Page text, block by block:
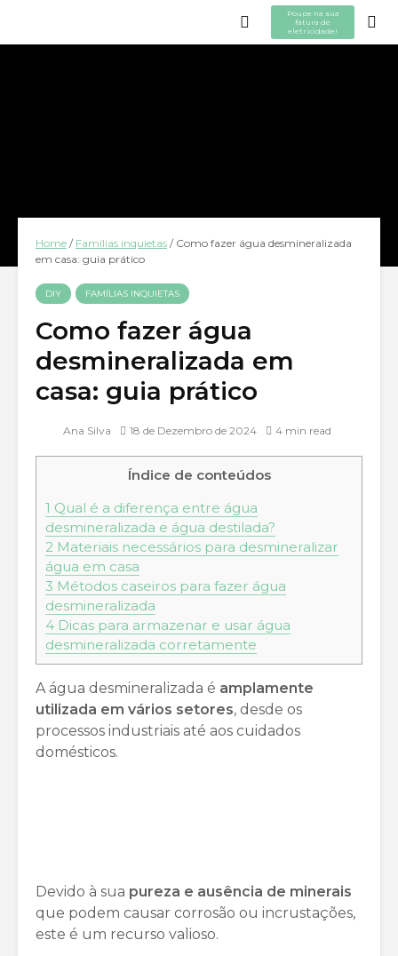
Poupe na sua
fatura de
eletricidade!
Home / Famílias inquietas / Como fazer água desmineralizada
em casa: guia prático
DIY FAMÍLIAS INQUIETAS
Como fazer água
desmineralizada em
casa: guia prático
Ana Silva 18 de Dezembro de 2024 4 min read
Índice de conteúdos
1 Qual é a diferença entre água
desmineralizada e água destilada?
2 Materiais necessários para desmineralizar
água em casa
3 Métodos caseiros para fazer água
desmineralizada
4 Dicas para armazenar e usar água
desmineralizada corretamente
A água desmineralizada é amplamente
utilizada em vários setores, desde os
processos industriais até aos cuidados
domésticos.
Devido à sua pureza e ausência de minerais
que podem causar corrosão ou incrustações,
este é um recurso valioso.